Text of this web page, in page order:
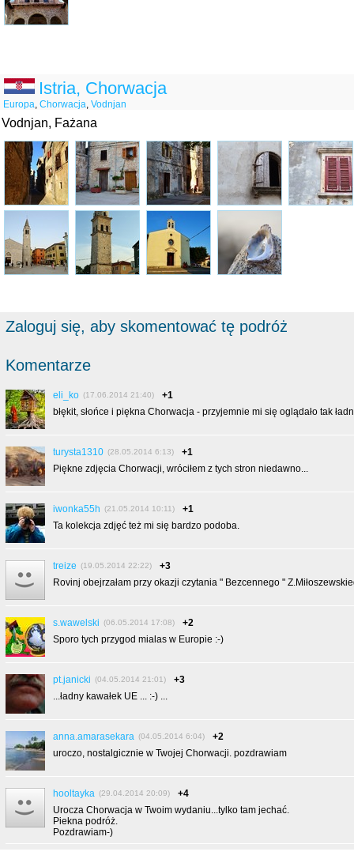
Istria, Chorwacja
Europa, Chorwacja, Vodnjan
Vodnjan, Fażana
Zaloguj się, aby skomentować tę podróż
Komentarze
eli_ko (17.06.2014 21:40)
+1
błękit, słońce i piękna Chorwacja - przyjemnie mi się oglądało tak
turysta1310 (28.05.2014 6:13)
+1
Piękne zdjęcia Chorwacji, wróciłem z tych stron niedawno...
iwonka55h (21.05.2014 10:11)
+1
Ta kolekcja zdjęć też mi się bardzo podoba.
treize (19.05.2014 22:22)
+3
Rovinj obejrzałam przy okazji czytania " Bezcennego "
s.wawelski (06.05.2014 17:08)
+2
Sporo tych przygod mialas w Europie :-)
pt.janicki (04.05.2014 21:01)
+3
...ładny kawałek UE ... :-) ...
anna.amarasekara (04.05.2014 6:04)
+2
uroczo, nostalgicznie w Twojej Chorwacji. pozdrawiam
hooltayka (29.04.2014 20:09)
+4
Urocza Chorwacja w Twoim wydaniu...tylko tam jechać.
Piekna podróż.
Pozdrawiam-)